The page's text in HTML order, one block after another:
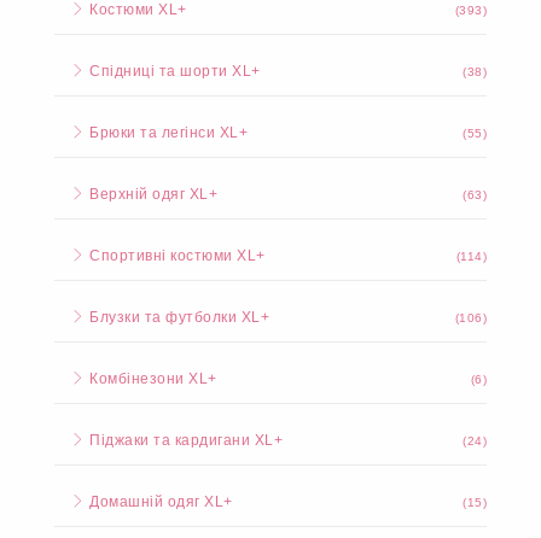
Костюми XL+ (393)
Спідниці та шорти XL+ (38)
Брюки та легінси XL+ (55)
Верхній одяг XL+ (63)
Спортивні костюми XL+ (114)
Блузки та футболки XL+ (106)
Комбінезони XL+ (6)
Піджаки та кардигани XL+ (24)
Домашній одяг XL+ (15)